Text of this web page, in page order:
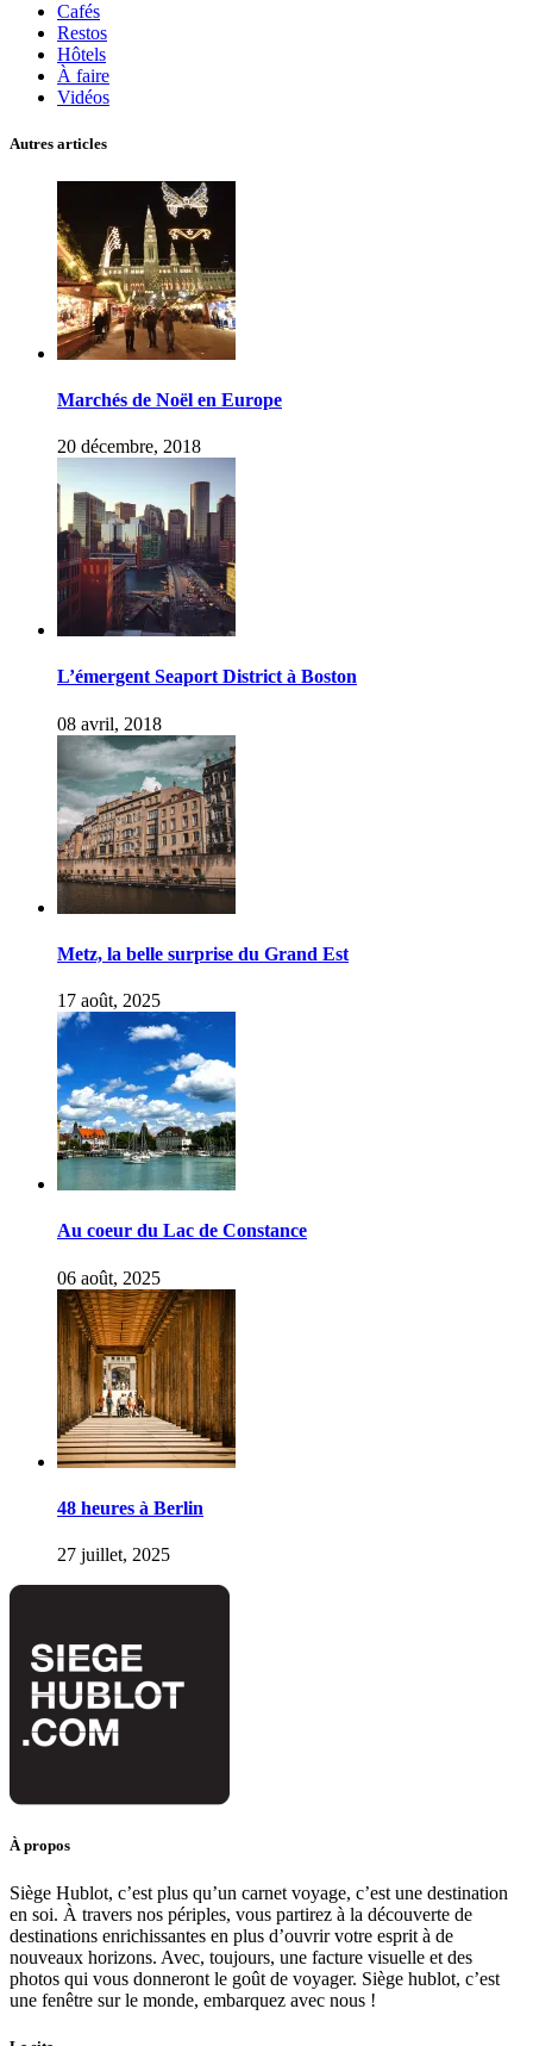
Cafés
Restos
Hôtels
À faire
Vidéos
Autres articles
Marchés de Noël en Europe
20 décembre, 2018
L’émergent Seaport District à Boston
08 avril, 2018
Metz, la belle surprise du Grand Est
17 août, 2025
Au coeur du Lac de Constance
06 août, 2025
48 heures à Berlin
27 juillet, 2025
À propos
Siège Hublot, c’est plus qu’un carnet voyage, c’est une destination
en soi. À travers nos périples, vous partirez à la découverte de
destinations enrichissantes en plus d’ouvrir votre esprit à de
nouveaux horizons. Avec, toujours, une facture visuelle et des
photos qui vous donneront le goût de voyager. Siège hublot, c’est
une fenêtre sur le monde, embarquez avec nous !